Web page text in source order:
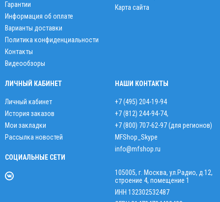
Гарантии
Информация об оплате
Варианты доставки
Политика конфиденциальности
Контакты
Видеообзоры
Карта сайта
ЛИЧНЫЙ КАБИНЕТ
Личный кабинет
История заказов
Мои закладки
Рассылка новостей
СОЦИАЛЬНЫЕ СЕТИ
НАШИ КОНТАКТЫ
+7 (495) 204-19-94
+7 (812) 244-94-74,
+7 (800) 707-62-97 (для регионов)
MFShop_Skype
info@mfshop.ru
105005, г. Москва, ул.Радио, д.12,
строение 4, помещение 1
ИНН 132302532487